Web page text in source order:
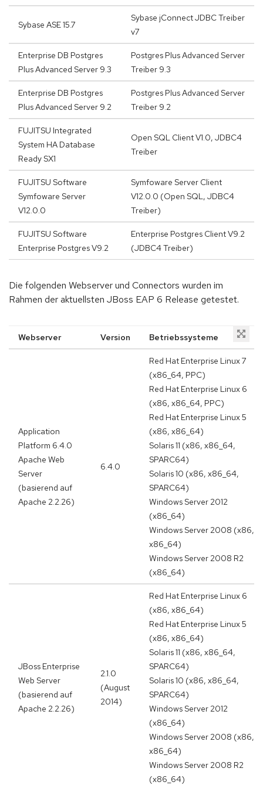
Sybase ASE 15.7
Sybase jConnect JDBC Treiber
v7
Enterprise DB Postgres
Plus Advanced Server 9.3
Postgres Plus Advanced Server
Treiber 9.3
Enterprise DB Postgres
Plus Advanced Server 9.2
Postgres Plus Advanced Server
Treiber 9.2
FUJITSU Integrated
System HA Database
Ready SX1
Open SQL Client V1.0, JDBC4
Treiber
FUJITSU Software
Symfoware Server
V12.0.0
Symfoware Server Client
V12.0.0 (Open SQL, JDBC4
Treiber)
FUJITSU Software
Enterprise Postgres V9.2
Enterprise Postgres Client V9.2
(JDBC4 Treiber)
Die folgenden Webserver und Connectors wurden im
Rahmen der aktuellsten JBoss EAP 6 Release getestet.
Webserver Version Betriebssysteme
Application
Platform 6.4.0
Apache Web
Server
(basierend auf
Apache 2.2.26)
6.4.0
Red Hat Enterprise Linux 7
(x86_64, PPC)
Red Hat Enterprise Linux 6
(x86, x86_64, PPC)
Red Hat Enterprise Linux 5
(x86, x86_64)
Solaris 11 (x86, x86_64,
SPARC64)
Solaris 10 (x86, x86_64,
SPARC64)
Windows Server 2012
(x86_64)
Windows Server 2008 (x86,
x86_64)
Windows Server 2008 R2
(x86_64)
JBoss Enterprise
Web Server
(basierend auf
Apache 2.2.26)
2.1.0
(August
2014)
Red Hat Enterprise Linux 6
(x86, x86_64)
Red Hat Enterprise Linux 5
(x86, x86_64)
Solaris 11 (x86, x86_64,
SPARC64)
Solaris 10 (x86, x86_64,
SPARC64)
Windows Server 2012
(x86_64)
Windows Server 2008 (x86,
x86_64)
Windows Server 2008 R2
(x86_64)